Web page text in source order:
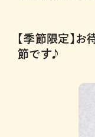
【季節限定】お
節です♪